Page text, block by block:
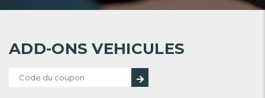
ADD-ONS VEHICULES